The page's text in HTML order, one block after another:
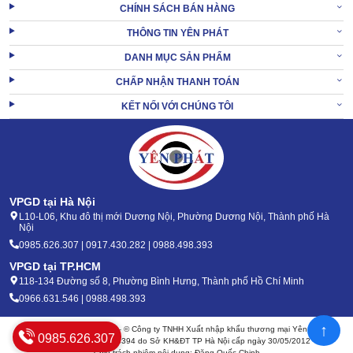
người dùng dễ dàng điều khiển máy đến vị trí cần làm sạch mà
không gặp nhiều khó khăn hay trở ngại gì.
CHÍNH SÁCH BÁN HÀNG
THÔNG TIN YÊN PHÁT
DANH MỤC SẢN PHẨM
CHẤP NHẬN THANH TOÁN
KẾT NỐI VỚI CHÚNG TÔI
VPGD tại Hà Nội
L10-L06, Khu đô thị mới Dương Nội, Phường Dương Nội, Thành phố Hà
Nội
0985.626.307 | 0917.430.282 | 0988.498.393
VPGD tại TP.HCM
118-134 Đường số 8, Phường Bình Hưng, Thành phố Hồ Chí Minh
0966.631.546 | 0988.498.393
Bản quyền 2020 - 2026 – © Công ty TNHH Xuất nhập khẩu thương mại Yên Phát
Mã số thuế: 0105904394 do Sở KH&ĐT TP Hà Nội cấp ngày 30/05/2012
0985.626.307 ↑